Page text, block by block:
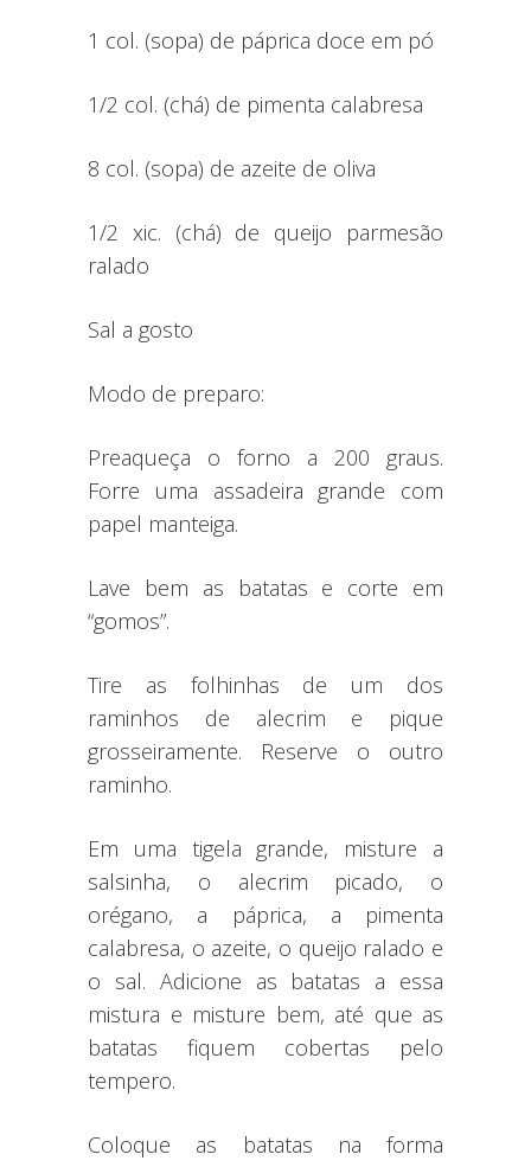
1 col. (sopa) de páprica doce em pó
1/2 col. (chá) de pimenta calabresa
8 col. (sopa) de azeite de oliva
1/2 xic. (chá) de queijo parmesão
ralado
Sal a gosto
Modo de preparo:
Preaqueça o forno a 200 graus.
Forre uma assadeira grande com
papel manteiga.
Lave bem as batatas e corte em
“gomos”.
Tire as folhinhas de um dos
raminhos de alecrim e pique
grosseiramente. Reserve o outro
raminho.
Em uma tigela grande, misture a
salsinha, o alecrim picado, o
orégano, a páprica, a pimenta
calabresa, o azeite, o queijo ralado e
o sal. Adicione as batatas a essa
mistura e misture bem, até que as
batatas fiquem cobertas pelo
tempero.
Coloque as batatas na forma